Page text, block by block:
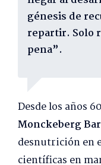
génesis de
repartir. Solo
pena”.
Desde los años
Monckeberg
desnutrición en
científicas en